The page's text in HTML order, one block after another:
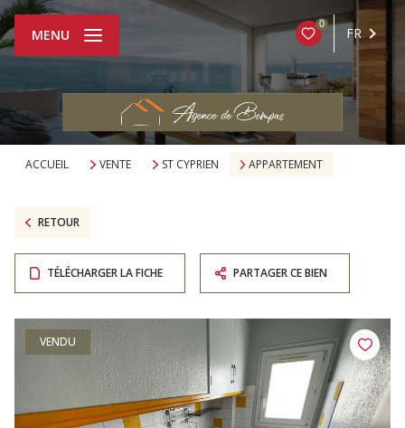
0
FR
MENU
ACCUEIL VENTE ST CYPRIEN APPARTEMENT
RETOUR
TÉLÉCHARGER LA FICHE PARTAGER CE BIEN
VENDU